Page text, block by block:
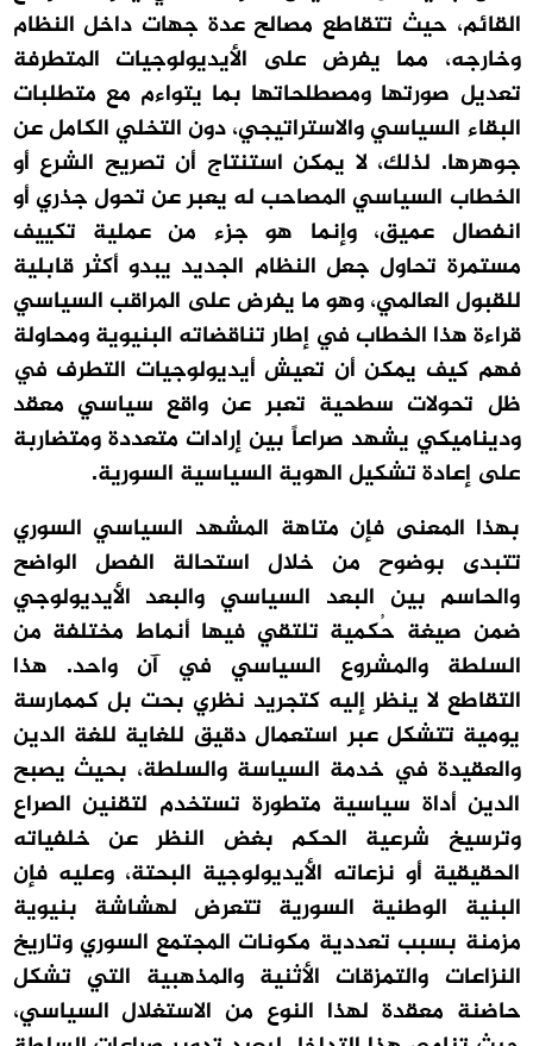
القائم، حيث تتقاطع مصالح عدة جهات داخل النظام
وخارجه، مما يفرض على الأيديولوجيات المتطرفة
تعديل صورتها ومصطلحاتها بما يتواءم مع متطلبات
البقاء السياسي والاستراتيجي، دون التخلي الكامل عن
جوهرها. لذلك، لا يمكن استنتاج أن تصريح الشرع أو
الخطاب السياسي المصاحب له يعبر عن تحول جذري أو
انفصال عميق، وإنما هو جزء من عملية تكييف
مستمرة تحاول جعل النظام الجديد يبدو أكثر قابلية
للقبول العالمي، وهو ما يفرض على المراقب السياسي
قراءة هذا الخطاب في إطار تناقضاته البنيوية ومحاولة
فهم كيف يمكن أن تعيش أيديولوجيات التطرف في
ظل تحولات سطحية تعبر عن واقع سياسي معقد
وديناميكي يشهد صراعاً بين إرادات متعددة ومتضاربة
على إعادة تشكيل الهوية السياسية السورية.
بهذا المعنى فإن متاهة المشهد السياسي السوري
تتبدى بوضوح من خلال استحالة الفصل الواضح
والحاسم بين البعد السياسي والبعد الأيديولوجي
ضمن صيغة حُكمية تلتقي فيها أنماط مختلفة من
السلطة والمشروع السياسي في آن واحد. هذا
التقاطع لا ينظر إليه كتجريد نظري بحت بل كممارسة
يومية تتشكل عبر استعمال دقيق للغاية للغة الدين
والعقيدة في خدمة السياسة والسلطة، بحيث يصبح
الدين أداة سياسية متطورة تستخدم لتقنين الصراع
وترسيخ شرعية الحكم بغض النظر عن خلفياته
الحقيقية أو نزعاته الأيديولوجية البحتة، وعليه فإن
البنية الوطنية السورية تتعرض لهشاشة بنيوية
مزمنة بسبب تعددية مكونات المجتمع السوري وتاريخ
النزاعات والتمزقات الأثنية والمذهبية التي تشكل
حاضنة معقدة لهذا النوع من الاستغلال السياسي،